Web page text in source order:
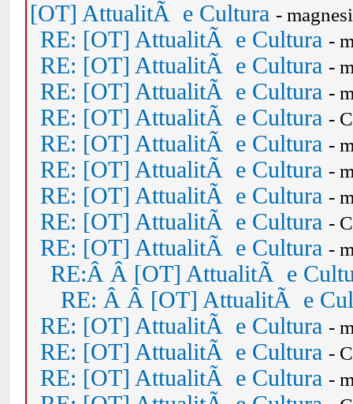
[OT] AttualitÃ e Cultura -
RE: [OT] AttualitÃ e Cultura -
RE: [OT] AttualitÃ e Cultura -
RE: [OT] AttualitÃ e Cultura -
RE: [OT] AttualitÃ e Cultura -
RE: [OT] AttualitÃ e Cultura -
RE: [OT] AttualitÃ e Cultura -
RE: [OT] AttualitÃ e Cultura -
RE: [OT] AttualitÃ e Cultura -
RE: [OT] AttualitÃ e Cultura -
RE:Â Â [OT] AttualitÃ e
RE: Â Â [OT] AttualitÃ e
RE: [OT] AttualitÃ e Cultura -
RE: [OT] AttualitÃ e Cultura -
RE: [OT] AttualitÃ e Cultura -